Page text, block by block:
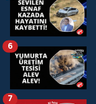
6
7